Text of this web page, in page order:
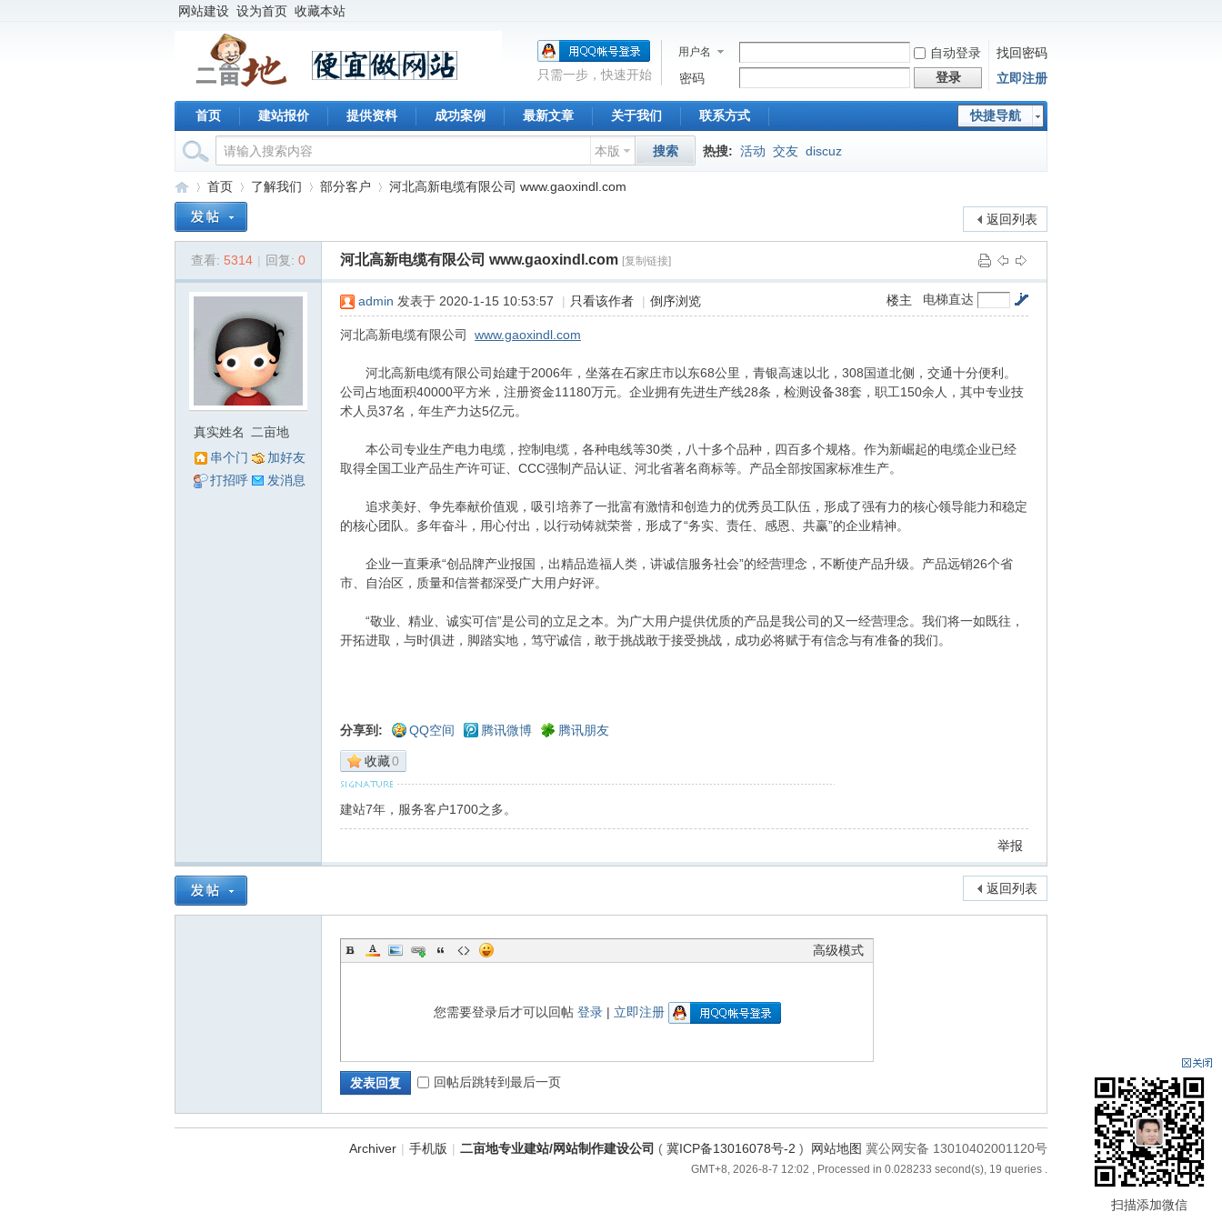
网站建设 设为首页 收藏本站
用户名 自动登录
找回密码
密码
登录 立即注册
只需一步，快速开始
快捷导航
首页 建站报价 提供资料 成功案例 最新文章 关于我们 联系方式
本版 搜索 热搜: 活动 交友 discuz
›
首页
›
了解我们
›
部分客户
›
河北高新电缆有限公司 www.gaoxindl.com
返回列表
查看: 5314 | 回复: 0 河北高新电缆有限公司 www.gaoxindl.com [复制链接]
真实姓名
二亩地
串个门
加好友
打招呼
发消息
电梯直达
楼主
admin 发表于 2020-1-15 10:53:57 | 只看该作者 | 倒序浏览
河北高新电缆有限公司 www.gaoxindl.com
河北高新电缆有限公司始建于2006年，坐落在石家庄市以东68公里，青银高速以北，308国道北侧，交通十分便利。
公司占地面积40000平方米，注册资金11180万元。企业拥有先进生产线28条，检测设备38套，职工150余人，其中专业技
术人员37名，年生产力达5亿元。
本公司专业生产电力电缆，控制电缆，各种电线等30类，八十多个品种，四百多个规格。作为新崛起的电缆企业已经
取得全国工业产品生产许可证、CCC强制产品认证、河北省著名商标等。产品全部按国家标准生产。
追求美好、争先奉献价值观，吸引培养了一批富有激情和创造力的优秀员工队伍，形成了强有力的核心领导能力和稳定
的核心团队。多年奋斗，用心付出，以行动铸就荣誉，形成了“务实、责任、感恩、共赢”的企业精神。
企业一直秉承“创品牌产业报国，出精品造福人类，讲诚信服务社会”的经营理念，不断使产品升级。产品远销26个省
市、自治区，质量和信誉都深受广大用户好评。
“敬业、精业、诚实可信”是公司的立足之本。为广大用户提供优质的产品是我公司的又一经营理念。我们将一如既往，
开拓进取，与时俱进，脚踏实地，笃守诚信，敢于挑战敢于接受挑战，成功必将赋于有信念与有准备的我们。
分享到: QQ空间 腾讯微博 腾讯朋友
收藏0
建站7年，服务客户1700之多。
举报
返回列表
高级模式
您需要登录后才可以回帖 登录| 立即注册
发表回复 回帖后跳转到最后一页
扫描添加微信
Archiver | 手机版 | 二亩地专业建站/网站制作建设公司 ( 冀ICP备13016078号-2 ) 网站地图 冀公网安备 13010402001120号
GMT+8, 2026-8-7 12:02 , Processed in 0.028233 second(s), 19 queries .